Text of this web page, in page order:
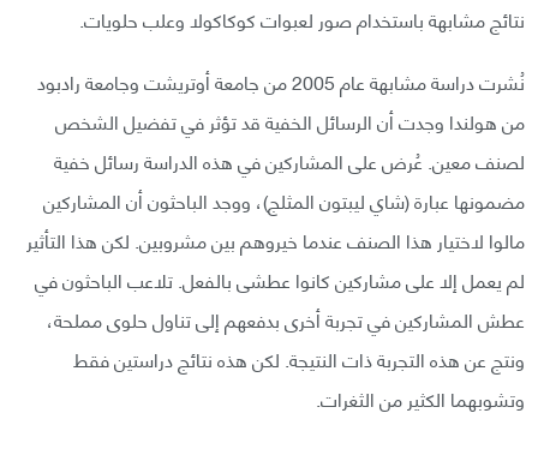
نتائج مشابهة باستخدام صور لعبوات كوكاكولا وعلب حلويات.
نُشرت دراسة مشابهة عام 2005 من جامعة أوتريشت وجامعة رادبود
من هولندا وجدت أن الرسائل الخفية قد تؤثر في تفضيل الشخص
لصنف معين. عُرض على المشاركين في هذه الدراسة رسائل خفية
مضمونها عبارة (شاي ليبتون المثلج)، ووجد الباحثون أن المشاركين
مالوا لاختيار هذا الصنف عندما خيروهم بين مشروبين. لكن هذا التأثير
لم يعمل إلا على مشاركين كانوا عطشى بالفعل. تلاعب الباحثون في
عطش المشاركين في تجربة أخرى بدفعهم إلى تناول حلوى مملحة،
ونتج عن هذه التجربة ذات النتيجة. لكن هذه نتائج دراستين فقط
وتشوبهما الكثير من الثغرات.